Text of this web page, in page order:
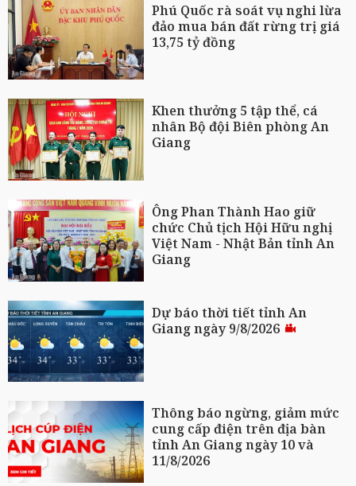
Phú Quốc rà soát vụ nghi lừa
đảo mua bán đất rừng trị giá
13,75 tỷ đồng
Khen thưởng 5 tập thể, cá
nhân Bộ đội Biên phòng An
Giang
Ông Phan Thành Hao giữ
chức Chủ tịch Hội Hữu nghị
Việt Nam - Nhật Bản tỉnh An
Giang
Dự báo thời tiết tỉnh An
Giang ngày 9/8/2026
Thông báo ngừng, giảm mức
cung cấp điện trên địa bàn
tỉnh An Giang ngày 10 và
11/8/2026